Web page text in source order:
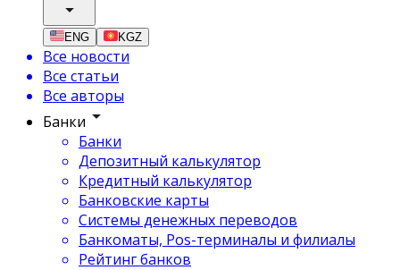
ENG KGZ
Все новости
Все статьи
Все авторы
Банки
Банки
Депозитный калькулятор
Кредитный калькулятор
Банковские карты
Системы денежных переводов
Банкоматы, Pos-терминалы и филиалы
Рейтинг банков